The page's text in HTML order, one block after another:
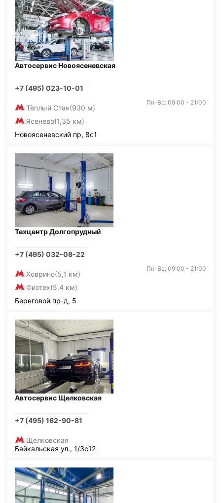
Автосервис Новоясеневская
+7 (495) 023-10-01
Тёплый Стан(930 м)
Ясенево(1,35 км)
Пн-Вс: 09:00 - 21:00
Новоясеневский пр, 8с1
Техцентр Долгопрудный
+7 (495) 032-08-22
Ховрино(5,1 км)
Физтех(5,4 км)
Пн-Вс: 09:00 - 21:00
Береговой пр-д, 5
Автосервис Щелковская
+7 (495) 162-90-81
Щелковская
Байкальская ул., 1/3с12